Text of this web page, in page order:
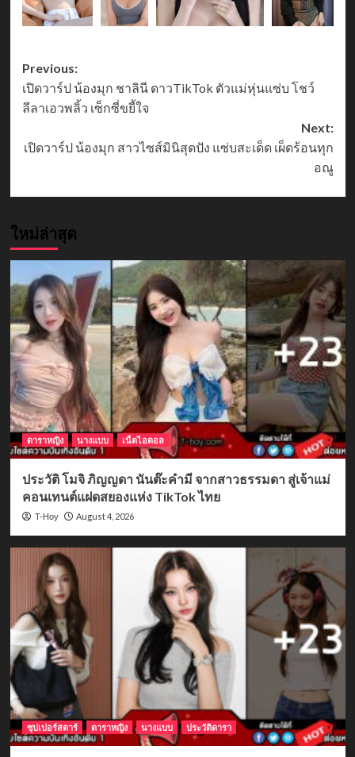
Post
navigation
Previous:
เปิดวาร์ป น้องมุก ชาลินี ดาวTikTok ตัวแม่หุ่นแซ่บ โชว์
ลีลาเอวพลิ้ว เซ็กซี่ขยี้ใจ
Next:
เปิดวาร์ป น้องมุก สาวไซส์มินิสุดปัง แซ่บสะเด็ด เผ็ดร้อนทุก
อณู
ใหม่ล่าสุด
ดาราหญิง นางแบบ เน็ตไอดอล
ประวัติ โมจิ ภิญญดา นันต๊ะคำมี จากสาวธรรมดา สู่เจ้าแม่
คอนเทนต์แฝดสยองแห่ง TikTok ไทย
T-Hoy August 4, 2026
ซุปเปอร์สตาร์ ดาราหญิง นางแบบ ประวัติดารา